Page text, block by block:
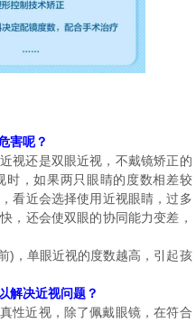
害呢？
视还是双眼近视，不戴镜矫正的
时，如果两只眼睛的度数相差较
看近会选择使用近视眼睛，过多
，还会使双眼的协同能力变差，
)，单眼近视的度数越高，引起孩
解决近视问题？
性近视，除了佩戴眼镜，在符合